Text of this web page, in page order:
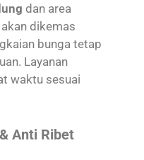
dan area
dikemas
bunga tetap
Layanan
waktu sesuai
Anti Ribet